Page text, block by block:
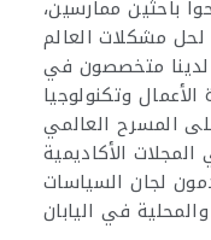
باحثين ممارسين،
لحل مشكلات العالم
لدينا متخصصون في
الأعمال وتكنولوجيا
المسرح العالمي
الأكاديمية
لجان السياسات